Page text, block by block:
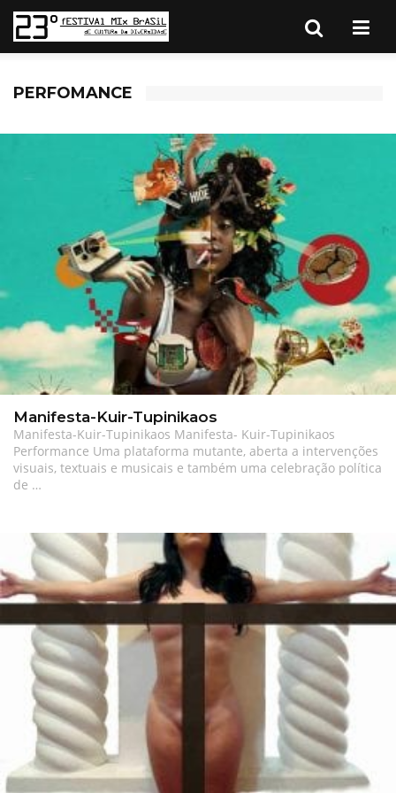
PERFOMANCE
Manifesta-Kuir-Tupinikaos
Manifesta-Kuir-Tupinikaos Manifesta- Kuir-Tupinikaos
Performance Uma plataforma mutante, aberta a intervenções
visuais, textuais e musicais e também uma celebração política
de …